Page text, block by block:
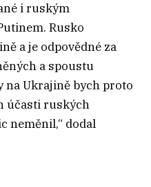
i ruským
Rusko
a je odpovědné za
a spoustu
na Ukrajině bych proto
účasti ruských
neměnil,“ dodal